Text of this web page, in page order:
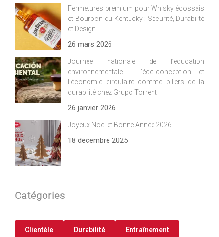
Fermetures premium pour Whisky écossais
et Bourbon du Kentucky : Sécurité, Durabilité
et Design
26 mars 2026
Journée nationale de l’éducation
environnementale : l’éco-conception et
l’économie circulaire comme piliers de la
durabilité chez Grupo Torrent
26 janvier 2026
Joyeux Noël et Bonne Année 2026
18 décembre 2025
Catégories
Clientèle Durabilité Entraînement